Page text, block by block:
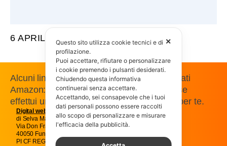
6 APRILE 2016
Alcuni link presenti in questo sito sono affiliati
Amazon: guadagniamo una commissione se
effettui un acquisto, senza costi aggiuntivi per te.
Digital web
Magic snc
di Selva Massimo e C.
Via Don Francesco Pasti 22
40050 Funo Argelato Bologna
PI CF REG IMP BO01707541205
✕
Questo sito utilizza cookie tecnici e di
profilazione.
Puoi accettare, rifiutare o personalizzare
i cookie premendo i pulsanti desiderati.
Chiudendo questa informativa
continuerai senza accettare.
Accettando, sei consapevole che i tuoi
dati personali possono essere raccolti
allo scopo di personalizzare e misurare
l'efficacia della pubblicità.